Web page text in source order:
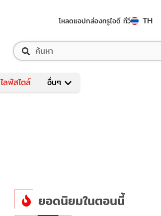
โหลดแอปกล่องทรูไอดี ทีวี TH
ไลฟ์สไตล์ อื่นๆ
ยอดนิยมในตอนนี้